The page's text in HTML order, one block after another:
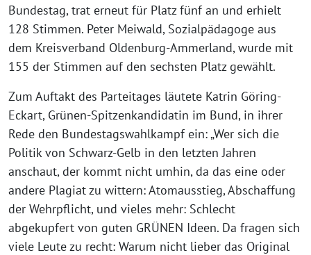
Bundestag, trat erneut für Platz fünf an und erhielt
128 Stimmen. Peter Meiwald, Sozialpädagoge aus
dem Kreisverband Oldenburg-Ammerland, wurde mit
155 der Stimmen auf den sechsten Platz gewählt.
Zum Auftakt des Parteitages läutete Katrin Göring-
Eckart, Grünen-Spitzenkandidatin im Bund, in ihrer
Rede den Bundestagswahlkampf ein: „Wer sich die
Politik von Schwarz-Gelb in den letzten Jahren
anschaut, der kommt nicht umhin, da das eine oder
andere Plagiat zu wittern: Atomausstieg, Abschaffung
der Wehrpflicht, und vieles mehr: Schlecht
abgekupfert von guten GRÜNEN Ideen. Da fragen sich
viele Leute zu recht: Warum nicht lieber das Original